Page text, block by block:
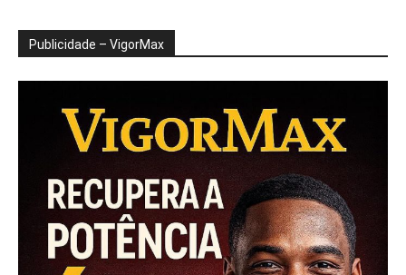
Publicidade – VigorMax